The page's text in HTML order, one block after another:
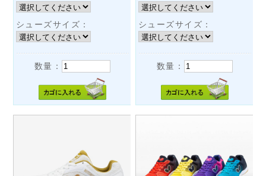
シューズサイズ：
数量：
シューズサイズ：
数量：